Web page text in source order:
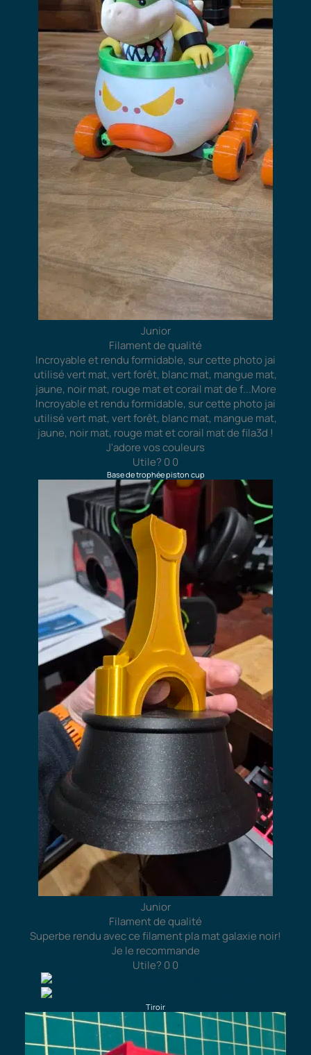
Junior
Filament de qualité
Incroyable et rendu formidable, sur cette photo jai
utilisé vert mat, vert forêt, blanc mat, mangue mat,
jaune, noir mat, rouge mat et corail mat de f...More
Incroyable et rendu formidable, sur cette photo jai
utilisé vert mat, vert forêt, blanc mat, mangue mat,
jaune, noir mat, rouge mat et corail mat de fila3d !
J'adore vos couleurs
Utile? 0 0
Base de trophée piston cup
Junior
Filament de qualité
Superbe rendu avec ce filament pla mat galaxie noir!
Je le recommande
Utile? 0 0
Tiroir